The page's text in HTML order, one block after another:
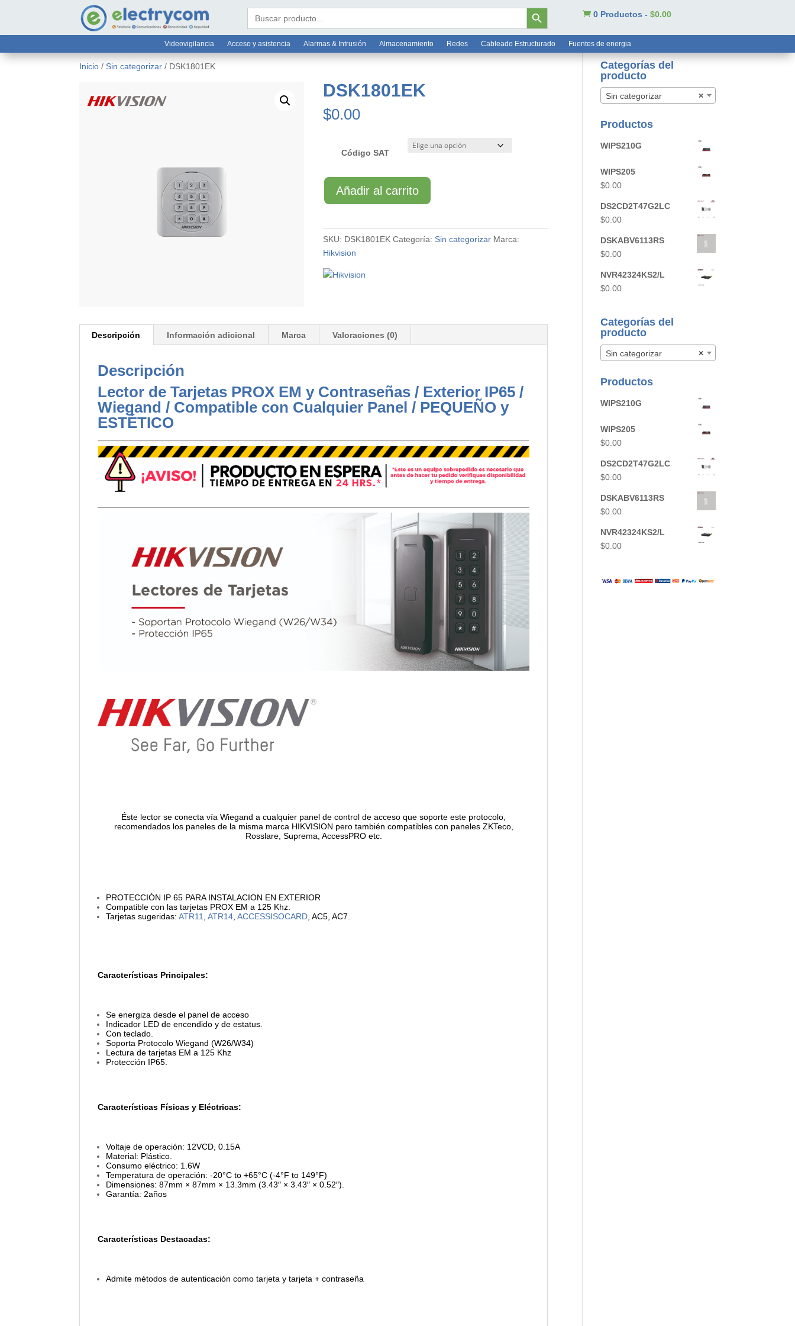
 online@electrycom.mx 33 3826 7812
Buscar: Botón de búsqueda
 0 Productos - $0.00
Videovigilancia Acceso y asistencia Alarmas & Intrusión Almacenamiento Redes Cableado Estructurado Fuentes de energia
Inicio / Sin categorizar / DSK1801EK
DSK1801EK
$0.00
Código SAT
DSK1801EK
cantidad
Añadir al carrito
SKU: DSK1801EK Categoría: Sin categorizar Marca:
Hikvision
Descripción Información adicional Marca Valoraciones (0)
Descripción
Lector de Tarjetas PROX EM y Contraseñas / Exterior IP65 /
Wiegand / Compatible con Cualquier Panel / PEQUEÑO y
ESTÉTICO
Éste lector se conecta vía Wiegand a cualquier panel de control de acceso que soporte este protocolo,
recomendados los paneles de la misma marca HIKVISION pero también compatibles con paneles ZKTeco,
Rosslare, Suprema, AccessPRO etc.
PROTECCIÓN IP 65 PARA INSTALACION EN EXTERIOR
Compatible con las tarjetas PROX EM a 125 Khz.
Tarjetas sugeridas:ATR11 ,ATR14 ,ACCESSISOCARD , AC5, AC7.
Características Principales:
Se energiza desde el panel de acceso
Indicador LED de encendido y de estatus.
Con teclado.
Soporta Protocolo Wiegand (W26/W34)
Lectura de tarjetas EM a 125 Khz
Protección IP65.
Características Físicas y Eléctricas:
Voltaje de operación: 12VCD, 0.15A
Material: Plástico.
Consumo eléctrico: 1.6W
Temperatura de operación: -20°C to +65°C (-4°F to 149°F)
Dimensiones: 87mm × 87mm × 13.3mm (3.43″ × 3.43″ × 0.52″).
Garantía: 2años
Características Destacadas:
Admite métodos de autenticación como tarjeta y tarjeta + contraseña
Categorías del
producto
×
Sin categorizar
Productos
WIPS210G
WIPS205
$0.00
DS2CD2T47G2LC
$0.00
DSKABV6113RS
$0.00
NVR42324KS2/L
$0.00
Categorías del
producto
×
Sin categorizar
Productos
WIPS210G
WIPS205
$0.00
DS2CD2T47G2LC
$0.00
DSKABV6113RS
$0.00
NVR42324KS2/L
$0.00